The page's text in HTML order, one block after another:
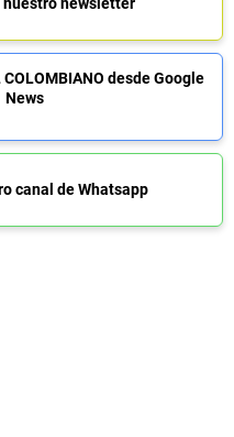
desde Google
News
canal de Whatsapp